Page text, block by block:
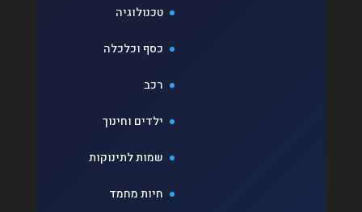
טכנולוגיה
כסף וכלכלה
רכב
ילדים וחינוך
שמות לתינוקות
חיות מחמד